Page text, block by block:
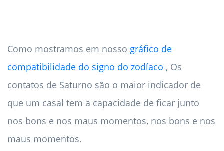
Como mostramos em nosso gráfico de
compatibilidade do signo do zodíaco , Os
contatos de Saturno são o maior indicador de
que um casal tem a capacidade de ficar junto
nos bons e nos maus momentos, nos bons e nos
maus momentos.